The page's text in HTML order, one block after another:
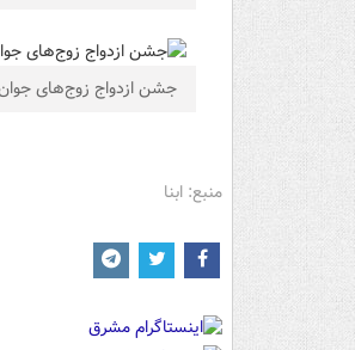
جشن ازدواج زوج‌های
منبع: ابنا